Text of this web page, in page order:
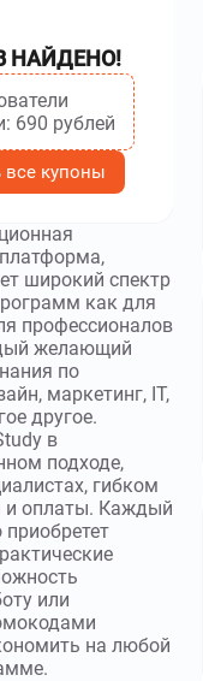
НАЙДЕНО!
690 рублей
купоны
широкий спектр
как для
профессионалов
желающий
по
маркетинг, IT,
другое.
в
подходе,
гибком
и оплаты. Каждый
приобретет
или
на любой